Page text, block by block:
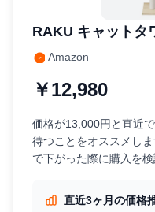
RAKU キャットタ
Amazon
￥12,980
価格が13,000円と直近
待つことをオススメし
で下がった際に購入を検
直近3ヶ月の価格